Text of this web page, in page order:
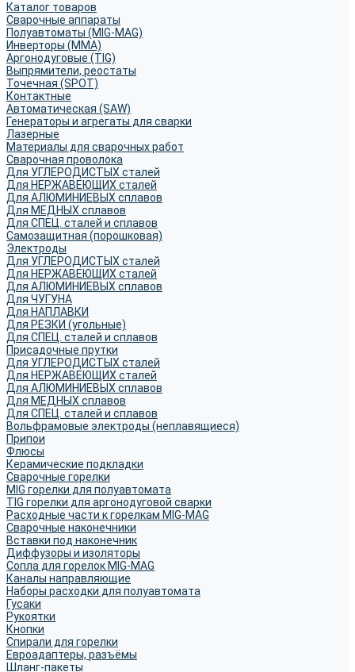
Каталог товаров
Сварочные аппараты
Полуавтоматы (MIG-MAG)
Инверторы (MMA)
Аргонодуговые (TIG)
Выпрямители, реостаты
Точечная (SPOT)
Контактные
Автоматическая (SAW)
Генераторы и агрегаты для сварки
Лазерные
Материалы для сварочных работ
Сварочная проволока
Для УГЛЕРОДИСТЫХ сталей
Для НЕРЖАВЕЮЩИХ сталей
Для АЛЮМИНИЕВЫХ сплавов
Для МЕДНЫХ сплавов
Для СПЕЦ. сталей и сплавов
Самозащитная (порошковая)
Электроды
Для УГЛЕРОДИСТЫХ сталей
Для НЕРЖАВЕЮЩИХ сталей
Для АЛЮМИНИЕВЫХ сплавов
Для ЧУГУНА
Для НАПЛАВКИ
Для РЕЗКИ (угольные)
Для СПЕЦ. сталей и сплавов
Присадочные прутки
Для УГЛЕРОДИСТЫХ сталей
Для НЕРЖАВЕЮЩИХ сталей
Для АЛЮМИНИЕВЫХ сплавов
Для МЕДНЫХ сплавов
Для СПЕЦ. сталей и сплавов
Вольфрамовые электроды (неплавящиеся)
Припои
Флюсы
Керамические подкладки
Сварочные горелки
MIG горелки для полуавтомата
TIG горелки для аргонодуговой сварки
Расходные части к горелкам MIG-MAG
Сварочные наконечники
Вставки под наконечник
Диффузоры и изоляторы
Сопла для горелок MIG-MAG
Каналы направляющие
Наборы расходки для полуавтомата
Гусаки
Рукоятки
Кнопки
Спирали для горелки
Евроадаптеры, разъёмы
Шланг-пакеты